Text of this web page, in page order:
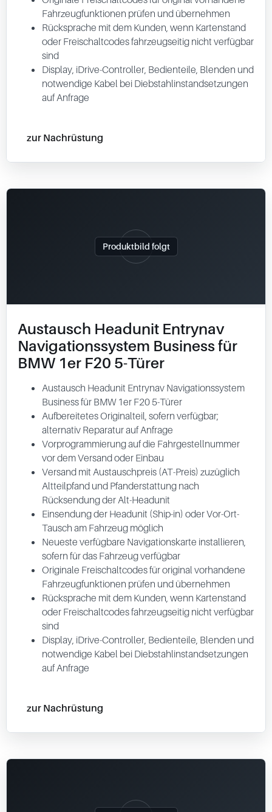
Fahrzeugfunktionen prüfen und übernehmen
Rücksprache mit dem Kunden, wenn Kartenstand
oder Freischaltcodes fahrzeugseitig nicht verfügbar
sind
Display, iDrive-Controller, Bedienteile, Blenden und
notwendige Kabel bei Diebstahlinstandsetzungen
auf Anfrage
zur Nachrüstung
Produktbild folgt
Austausch Headunit Entrynav
Navigationssystem Business für
BMW 1er F20 5-Türer
Austausch Headunit Entrynav Navigationssystem
Business für BMW 1er F20 5-Türer
Aufbereitetes Originalteil, sofern verfügbar;
alternativ Reparatur auf Anfrage
Vorprogrammierung auf die Fahrgestellnummer
vor dem Versand oder Einbau
Versand mit Austauschpreis (AT-Preis) zuzüglich
Altteilpfand und Pfanderstattung nach
Rücksendung der Alt-Headunit
Einsendung der Headunit (Ship-in) oder Vor-Ort-
Tausch am Fahrzeug möglich
Neueste verfügbare Navigationskarte installieren,
sofern für das Fahrzeug verfügbar
Originale Freischaltcodes für original vorhandene
Fahrzeugfunktionen prüfen und übernehmen
Rücksprache mit dem Kunden, wenn Kartenstand
oder Freischaltcodes fahrzeugseitig nicht verfügbar
sind
Display, iDrive-Controller, Bedienteile, Blenden und
notwendige Kabel bei Diebstahlinstandsetzungen
auf Anfrage
zur Nachrüstung